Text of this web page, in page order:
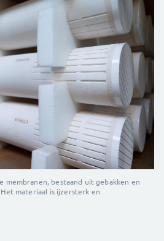
membranen, bestaand uit gebakken en
materiaal is ijzersterk en